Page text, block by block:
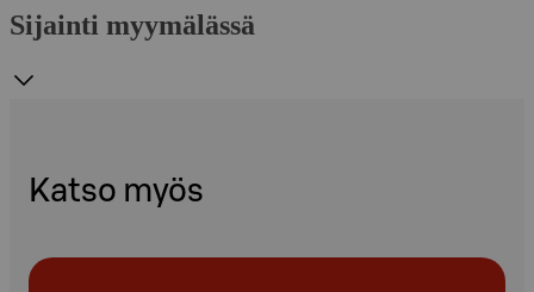
Sijainti myymälässä
Katso myös